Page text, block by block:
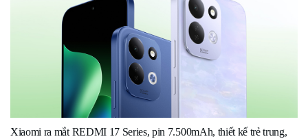
Xiaomi ra mắt REDMI 17 Series, pin 7.500mAh, thiết kế trẻ trung,